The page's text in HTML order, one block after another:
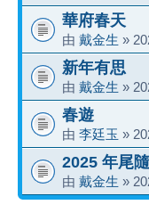
華府春天
由 戴金生 »
新年有思
由 戴金生 »
春遊
由 李廷玉 »
2025 年尾
由 戴金生 »